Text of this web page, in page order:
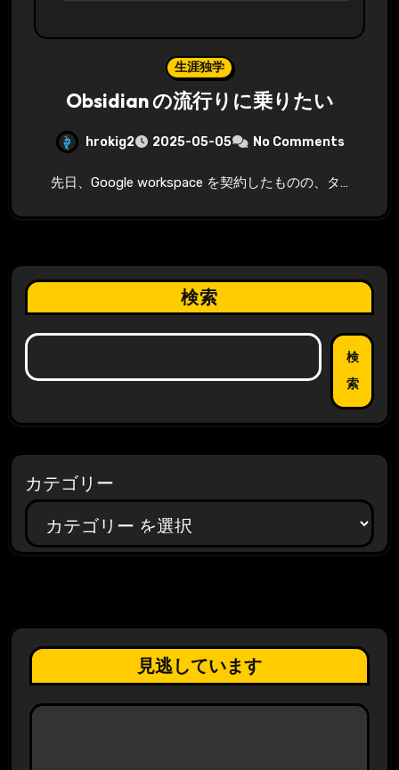
生涯独学
Obsidian の流行りに乗りたい
hrokig2 2025-05-05 No Comments
先日、Google workspace を契約したものの、タ…
検索
検
索
カテゴリー
見逃しています